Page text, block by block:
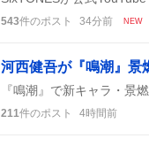
543件のポスト 34分前 NEW
河西健吾が『鳴潮』景
211件のポスト 4時間前